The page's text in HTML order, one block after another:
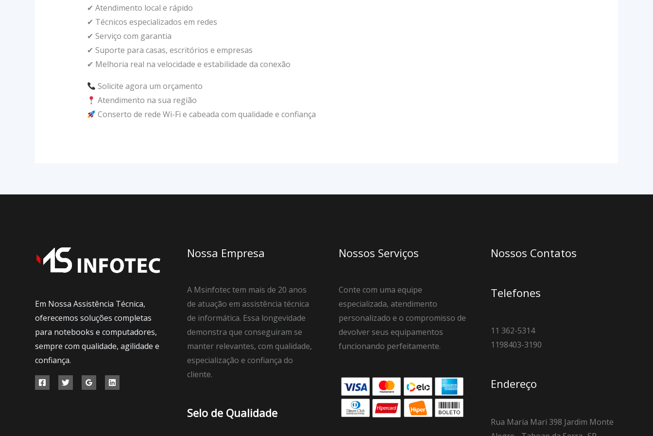
✔ Atendimento local e rápido
✔ Técnicos especializados em redes
✔ Serviço com garantia
✔ Suporte para casas, escritórios e empresas
✔ Melhoria real na velocidade e estabilidade da conexão
Solicite agora um orçamento
Atendimento na sua região
Conserto de rede Wi-Fi e cabeada com qualidade e confiança
Em Nossa Assistência Técnica,
oferecemos soluções completas
para notebooks e computadores,
sempre com qualidade, agilidade e
confiança.
Nossa Empresa
A Msinfotec tem mais de 20 anos
de atuação em assistência técnica
de informática. Essa longevidade
demonstra que conseguiram se
manter relevantes, com qualidade,
especialização e confiança do
cliente.
Selo de Qualidade
Nossos Serviços
Conte com uma equipe
especializada, atendimento
personalizado e o compromisso de
devolver seus equipamentos
funcionando perfeitamente.
Nossos Contatos
Telefones
11 362-5314
1198403-3190
Endereço
Rua Maria Mari 398 Jardim Monte